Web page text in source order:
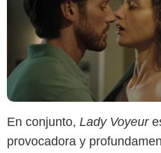
En conjunto, Lady Voyeur
provocadora y